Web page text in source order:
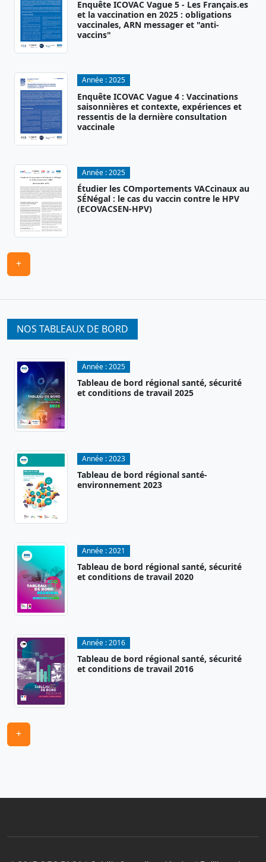
Enquête ICOVAC Vague 5 - Les Français.es
et la vaccination en 2025 : obligations
vaccinales, ARN messager et "anti-
vaccins"
Année :2025
Enquête ICOVAC Vague 4 : Vaccinations
saisonnières et contexte, expériences et
ressentis de la dernière consultation
vaccinale
Année :2025
Étudier les COmportements VACcinaux au
SÉNégal : le cas du vaccin contre le HPV
(ECOVACSEN-HPV)
+
NOS TABLEAUX DE BORD
Année :2025
Tableau de bord régional santé, sécurité
et conditions de travail 2025
Année :2023
Tableau de bord régional santé-
environnement 2023
Année :2021
Tableau de bord régional santé, sécurité
et conditions de travail 2020
Année :2016
Tableau de bord régional santé, sécurité
et conditions de travail 2016
+